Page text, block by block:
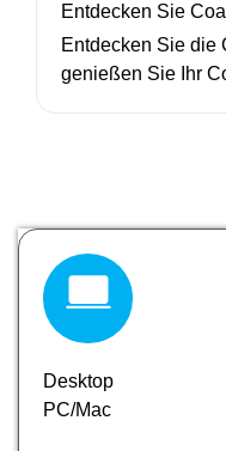
Entdecken Sie
Entdecken Sie die
genießen Sie Ihr
Desktop
PC/Mac